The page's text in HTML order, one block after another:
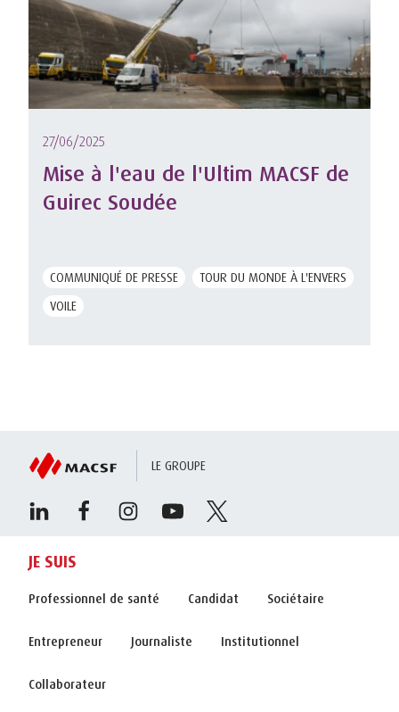
27/06/2025
Mise à l'eau de l'Ultim MACSF de
Guirec Soudée
COMMUNIQUÉ DE PRESSE
TOUR DU MONDE À L'ENVERS
VOILE
LE GROUPE
JE SUIS
Professionnel de santé Candidat Sociétaire
Entrepreneur Journaliste Institutionnel
Collaborateur